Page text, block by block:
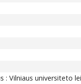
: Vilniaus universiteto